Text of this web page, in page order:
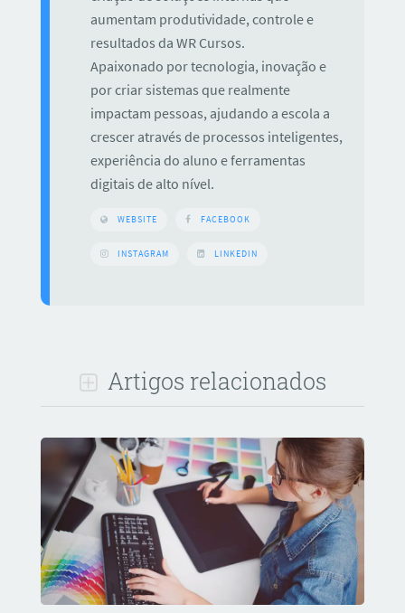
aumentam produtividade, controle e
resultados da WR Cursos.
Apaixonado por tecnologia, inovação e
por criar sistemas que realmente
impactam pessoas, ajudando a escola a
crescer através de processos inteligentes,
experiência do aluno e ferramentas
digitais de alto nível.
WEBSITE FACEBOOK
INSTAGRAM LINKEDIN
Artigos relacionados